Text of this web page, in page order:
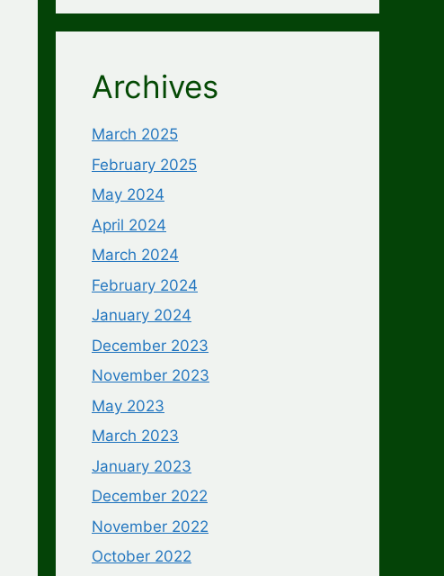
Archives
March 2025
February 2025
May 2024
April 2024
March 2024
February 2024
January 2024
December 2023
November 2023
May 2023
March 2023
January 2023
December 2022
November 2022
October 2022